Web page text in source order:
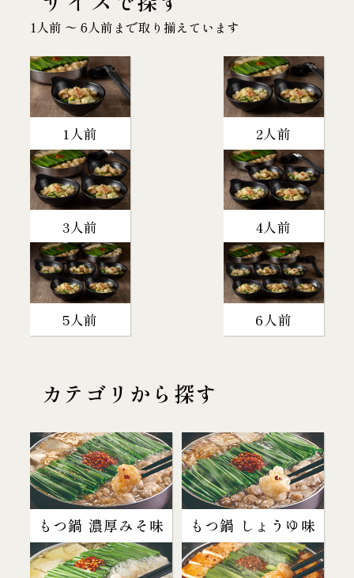
1人前 〜 6人前まで取り揃えています
1人前 2人前
3人前 4人前
5人前 6人前
カテゴリから探す
もつ鍋 濃厚みそ味 もつ鍋 しょうゆ味